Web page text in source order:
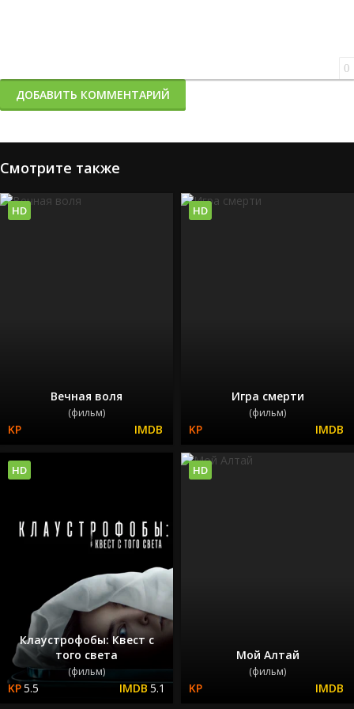
0
ДОБАВИТЬ КОММЕНТАРИЙ
Смотрите также
Вечная воля
(фильм)
HD
Игра смерти
(фильм)
HD
Клаустрофобы: Квест с
того света
(фильм)
5.5 5.1
HD
Мой Алтай
(фильм)
HD